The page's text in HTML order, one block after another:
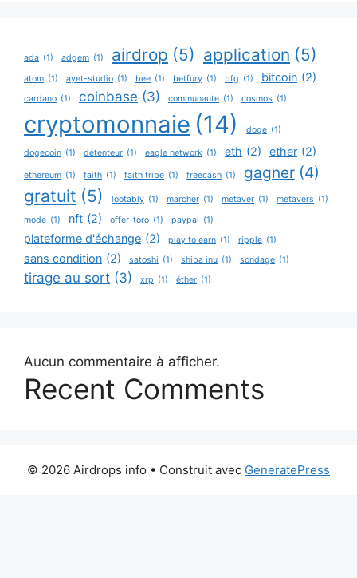
ada (1) adgem (1) airdrop (5) application (5)
atom (1) ayet-studio (1) bee (1) betfury (1) bfg (1) bitcoin (2)
cardano (1) coinbase (3) communaute (1) cosmos (1)
cryptomonnaie (14) doge (1)
dogecoin (1) détenteur (1) eagle network (1) eth (2) ether (2)
ethereum (1) faith (1) faith tribe (1) freecash (1) gagner (4)
gratuit (5) lootably (1) marcher (1) metaver (1) metavers (1)
mode (1) nft (2) offer-toro (1) paypal (1)
plateforme d'échange (2) play to earn (1) ripple (1)
sans condition (2) satoshi (1) shiba inu (1) sondage (1)
tirage au sort (3) xrp (1) éther (1)
Aucun commentaire à afficher.
Recent Comments
© 2026 Airdrops info • Construit avec GeneratePress